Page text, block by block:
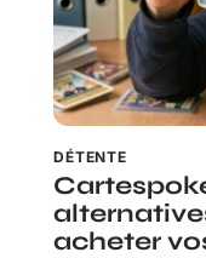
DÉTENTE
acheter